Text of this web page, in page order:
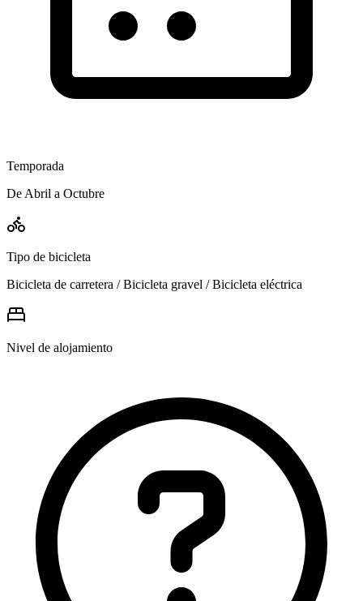
Temporada
De Abril a Octubre
Tipo de bicicleta
Bicicleta de carretera / Bicicleta gravel / Bicicleta eléctrica
Nivel de alojamiento